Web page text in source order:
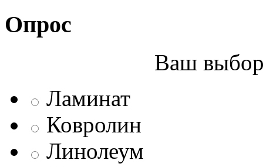
Опрос
Ваш выбор
Ламинат
Ковролин
Линолеум